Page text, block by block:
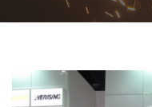
หมวดสินค้าที่สนใจ :
รายละเอียดเพิ่มเติม :